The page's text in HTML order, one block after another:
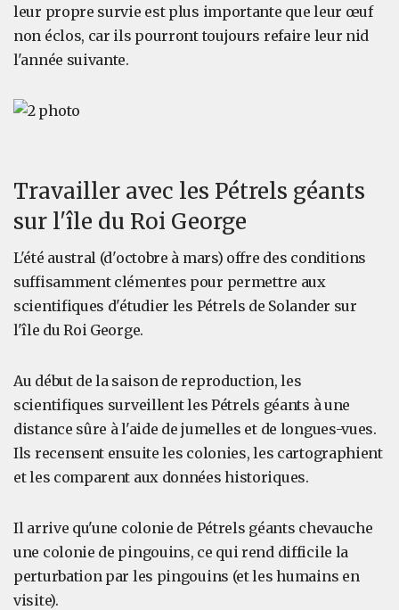
leur propre survie est plus importante que leur œuf
non éclos, car ils pourront toujours refaire leur nid
l'année suivante.
Travailler avec les Pétrels géants
sur l'île du Roi George
L'été austral (d'octobre à mars) offre des conditions
suffisamment clémentes pour permettre aux
scientifiques d'étudier les Pétrels de Solander sur
l'île du Roi George.
Au début de la saison de reproduction, les
scientifiques surveillent les Pétrels géants à une
distance sûre à l'aide de jumelles et de longues-vues.
Ils recensent ensuite les colonies, les cartographient
et les comparent aux données historiques.
Il arrive qu'une colonie de Pétrels géants chevauche
une colonie de pingouins, ce qui rend difficile la
perturbation par les pingouins (et les humains en
visite).